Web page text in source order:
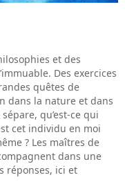
et des
Des exercices
quêtes de
dans la nature et dans
qu’est-ce qui
cet individu en moi
? Les maîtres de
dans une
réponses, ici et